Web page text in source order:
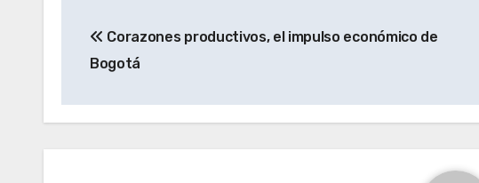
de
Corazones productivos, el impulso económico de
Bogotá